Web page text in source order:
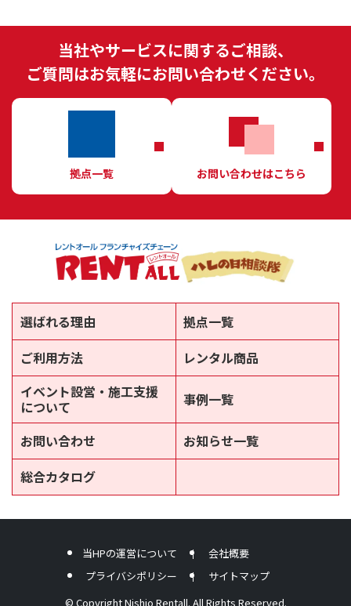
当社やサービスに関するご相談、
ご質問はお気軽にお問い合わせください。
拠点一覧 お問い合わせはこちら
選ばれる理由
拠点一覧
ご利用方法
レンタル商品
イベント設営・施工支援
について
事例一覧
お問い合わせ
お知らせ一覧
総合カタログ
新しいウィンドウで開きます
当HPの運営について
会社概要
プライバシポリシー
サイトマップ
© Copyright Nishio Rentall. All Rights Reserved.